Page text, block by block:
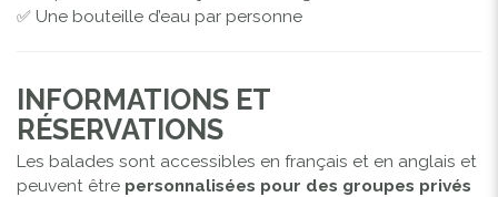
✅ Une bouteille d’eau par personne
INFORMATIONS ET
RÉSERVATIONS
Les balades sont accessibles en français et en anglais et
peuvent être personnalisées pour des groupes privés